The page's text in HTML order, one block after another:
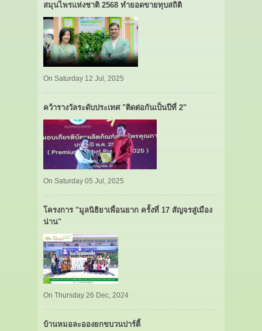
สมุนไพรแห่งชาติ 2568 ทำยอดขายทุบสถิติ
On Saturday 12 Jul, 2025
คว้ารางวัลระดับประเทศ "ติดต่อกันเป็นปีที่ 2"
On Saturday 05 Jul, 2025
โครงการ "มูลนิธิยาเพื่อนยาก ครั้งที่ 17 สัญจรสู่เมือง
น่าน"
On Thursday 26 Dec, 2024
บ้านหมอละอองยกขบวนปาร์ตี้